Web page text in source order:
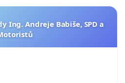
Ing. Andreje Babiše, SPD a